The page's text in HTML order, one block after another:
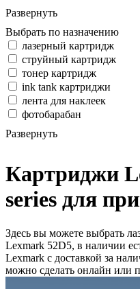
Развернуть
Выбрать по назначению
лазерный картридж
струйный картридж
тонер картридж
ink tank картриджи
лента для наклеек
фотобарабан
Развернуть
Картриджи
series для
Здесь вы можете выбрать
Lexmark 52D5, в наличии
Lexmark с доставкой за
можно сделать онлайн или